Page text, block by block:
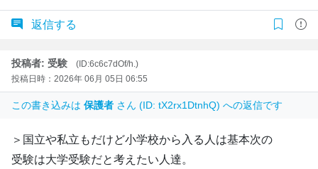
返信する
投稿者: 受験
(ID:6c6c7dOf/h.)
投稿日時：2026年 06月 05日 06:55
この書き込みは 保護者 さん (ID: tX2rx1DtnhQ) への返信です
＞国立や私立もだけど小学校から入る人は基本次の
受験は大学受験だと考えたい人達。